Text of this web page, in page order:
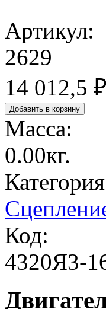
Артикул:
2629
14 012,5 ₽
Масса:
0.00кг.
Код:
4320Я3-